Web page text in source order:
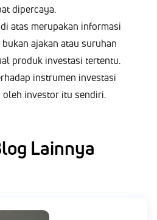
dipercaya.
atas meru­pakan infor­masi
ajakan atau suruhan
pro­duk inves­tasi ter­ten­tu.
instru­men inves­tasi
investor itu sendiri.
Lainnya